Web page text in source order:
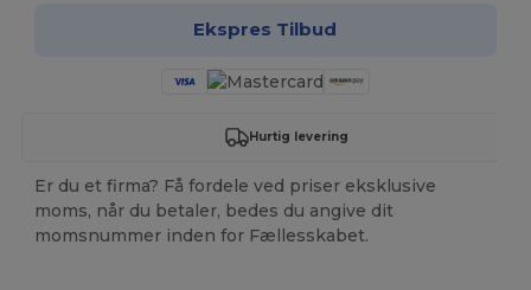
Ekspres Tilbud
Hurtig levering
Er du et firma? Få fordele ved priser eksklusive
moms, når du betaler, bedes du angive dit
momsnummer inden for Fællesskabet.